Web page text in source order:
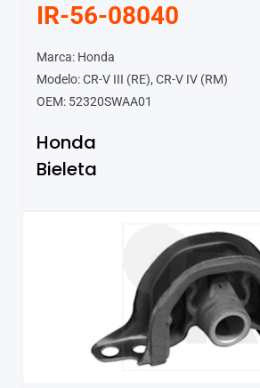
IR-56-08040
Marca: Honda
Modelo: CR-V III (RE), CR-V IV (RM)
OEM: 52320SWAA01
Honda
Bieleta